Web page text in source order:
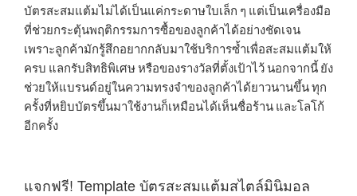
บัตรสะสมแต้มไม่ได้เป็นแค่กระดาษใบเล็ก ๆ แต่เป็นเครื่องมือ
ที่ช่วยกระตุ้นพฤติกรรมการซื้อของลูกค้าได้อย่างชัดเจน
เพราะลูกค้ามักรู้สึกอยากกลับมาใช้บริการซ้ำเพื่อสะสมแต้มให้
ครบ แลกรับสิทธิพิเศษ หรือของรางวัลที่ตั้งเป้าไว้ นอกจากนี้ ยัง
ช่วยให้แบรนด์อยู่ในความทรงจำของลูกค้าได้ยาวนานขึ้น ทุก
ครั้งที่หยิบบัตรขึ้นมาใช้งานก็เหมือนได้เห็นชื่อร้าน และโลโก้
อีกครั้ง
แจกฟรี! Template บัตรสะสมแต้มสไตล์มินิมอล